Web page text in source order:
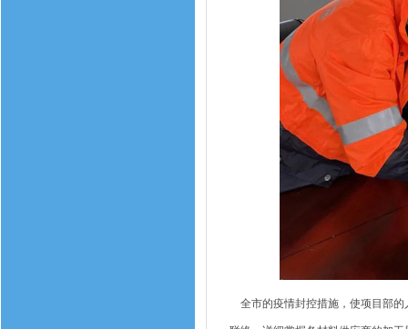
全市的疫情封控措施，使项目部的